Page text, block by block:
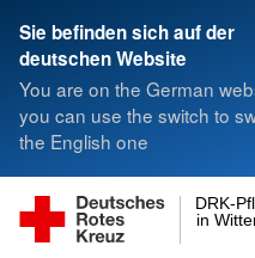
Sie befinden sich auf der
deutschen Website
You are on the German
you can use the switch to
the English one
in
DRK-